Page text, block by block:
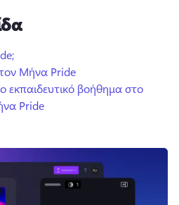
τον Μήνα Pride
εκπαιδευτικό βοήθημα στο
Pride